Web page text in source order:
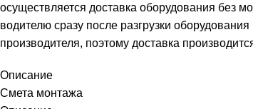
осуществляется доставка оборудования без
водителю сразу после разгрузки
производителя, поэтому доставка
Описание
Смета монтажа